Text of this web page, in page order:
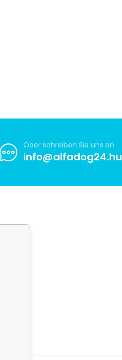
Oder schreiben Sie uns an
info@alfadog24.hu